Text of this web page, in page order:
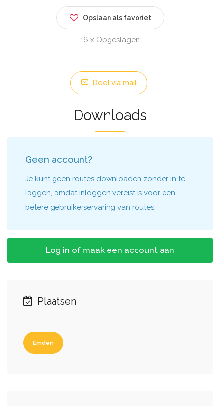
Opslaan als favoriet
16 x Opgeslagen
Deel via mail
Downloads
Geen account?
Je kunt geen routes downloaden zonder in te
loggen, omdat inloggen vereist is voor een
betere gebruikerservaring van routes.
Log in of maak een account aan
Plaatsen
Emden